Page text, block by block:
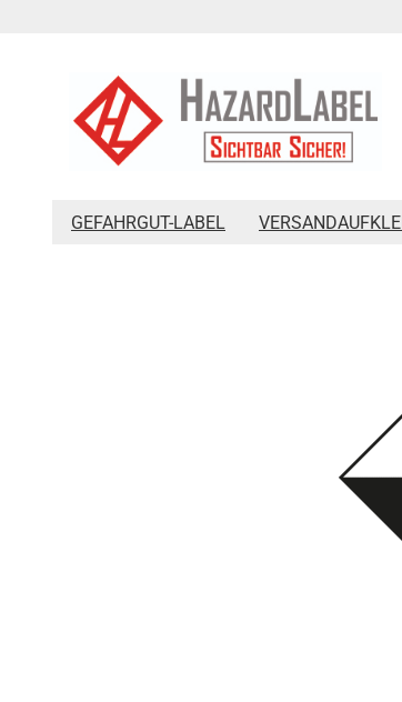
GEFAHRGUT-LABEL